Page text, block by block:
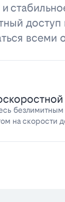
всеми
на скорости